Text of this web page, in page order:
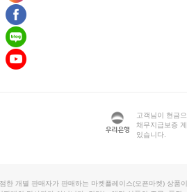
고객님이 현금
채무지급보증
있습니다.
한 개별 판매자가 판매하는 마켓플레이스(오픈마켓) 상품